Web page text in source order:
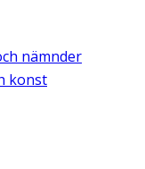
nämnder
konst